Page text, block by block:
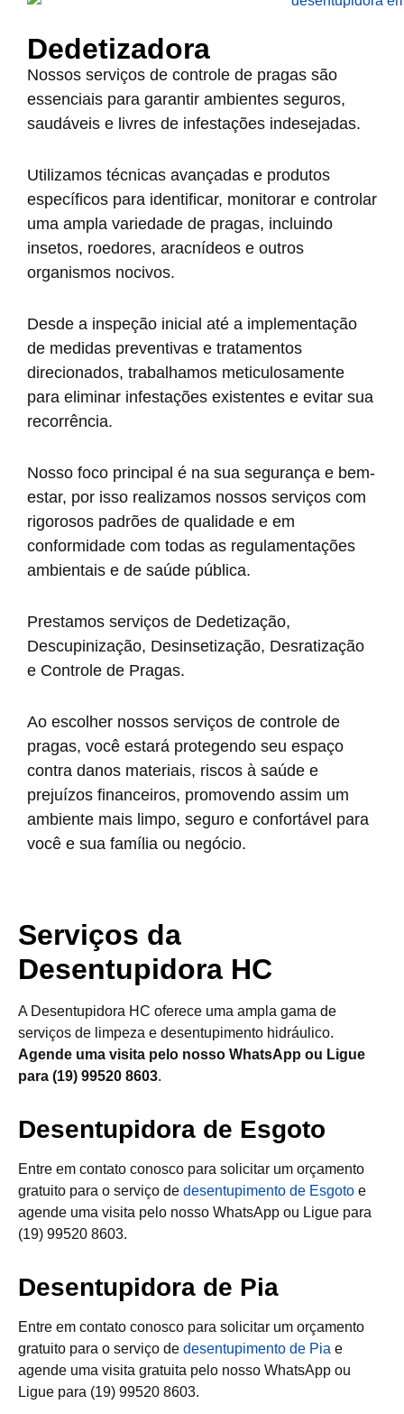
Dedetizadora
Nossos serviços de controle de pragas são
essenciais para garantir ambientes seguros,
saudáveis e livres de infestações indesejadas.
Utilizamos técnicas avançadas e produtos
específicos para identificar, monitorar e controlar
uma ampla variedade de pragas, incluindo
insetos, roedores, aracnídeos e outros
organismos nocivos.
Desde a inspeção inicial até a implementação
de medidas preventivas e tratamentos
direcionados, trabalhamos meticulosamente
para eliminar infestações existentes e evitar sua
recorrência.
Nosso foco principal é na sua segurança e bem-
estar, por isso realizamos nossos serviços com
rigorosos padrões de qualidade e em
conformidade com todas as regulamentações
ambientais e de saúde pública.
Prestamos serviços de Dedetização,
Descupinização, Desinsetização, Desratização
e Controle de Pragas.
Ao escolher nossos serviços de controle de
pragas, você estará protegendo seu espaço
contra danos materiais, riscos à saúde e
prejuízos financeiros, promovendo assim um
ambiente mais limpo, seguro e confortável para
você e sua família ou negócio.
Serviços da
Desentupidora HC
A Desentupidora HC oferece uma ampla gama de
serviços de limpeza e desentupimento hidráulico.
Agende uma visita pelo nosso WhatsApp ou Ligue
para (19) 99520 8603.
Desentupidora de Esgoto
Entre em contato conosco para solicitar um orçamento
gratuito para o serviço de desentupimento de Esgoto e
agende uma visita pelo nosso WhatsApp ou Ligue para
(19) 99520 8603.
Desentupidora de Pia
Entre em contato conosco para solicitar um orçamento
gratuito para o serviço de desentupimento de Pia e
agende uma visita gratuita pelo nosso WhatsApp ou
Ligue para (19) 99520 8603.